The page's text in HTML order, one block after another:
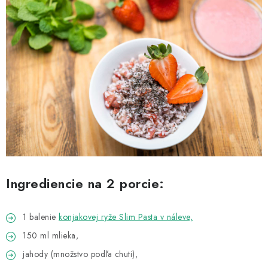
DARČEKOVÉ POUKAZY
SLIM PASTA
Čo je Slim Pasta Naši ambasádori Vernostný program
Ingrediencie na 2 porcie:
1 balenie konjakovej ryže Slim Pasta v náleve,
150 ml mlieka,
jahody (množstvo podľa chuti),